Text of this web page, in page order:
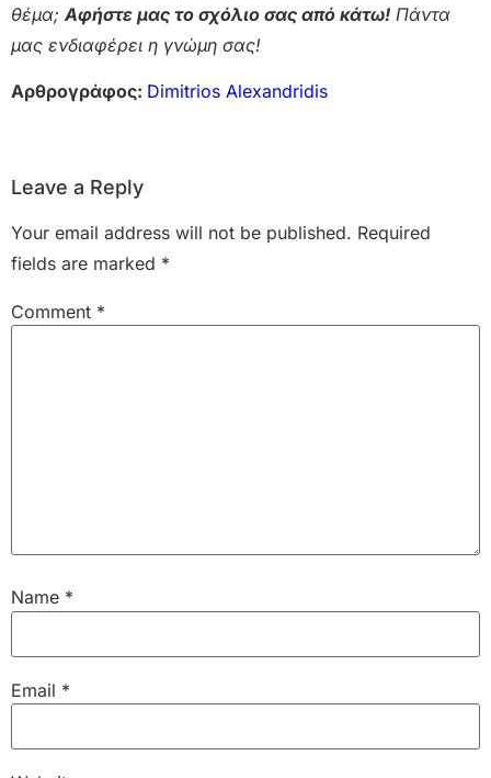
θέμα;Αφήστε μας το σχόλιο σας από κάτω! Πάντα
μας ενδιαφέρει η γνώμη σας!
Αρθρογράφος: Dimitrios Alexandridis
Leave a Reply
Your email address will not be published. Required
fields are marked *
Comment *
Name *
Email *